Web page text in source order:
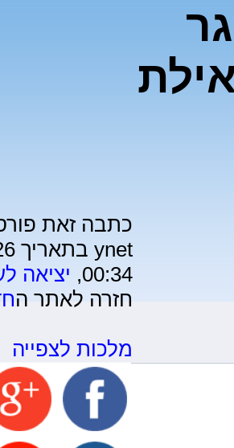
כתבה זאת
00:34, יציאה
חזרה לאתר ה
מלכות לצפייה